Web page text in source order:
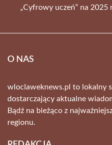
„Cyfrowy uczeń” na 2025
O NAS
wloclaweknews.pl to lokalny
dostarczający aktualne
Bądź na bieżąco z
regionu.